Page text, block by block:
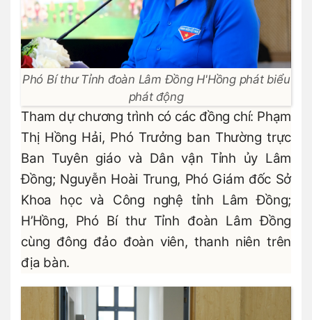
Phó Bí thư Tỉnh đoàn Lâm Đồng H'Hồng phát biểu
phát động
Tham dự chương trình có các đồng chí: Phạm
Thị Hồng Hải, Phó Trưởng ban Thường trực
Ban Tuyên giáo và Dân vận Tỉnh ủy Lâm
Đồng; Nguyễn Hoài Trung, Phó Giám đốc Sở
Khoa học và Công nghệ tỉnh Lâm Đồng;
H’Hồng, Phó Bí thư Tỉnh đoàn Lâm Đồng
cùng đông đảo đoàn viên, thanh niên trên
địa bàn.